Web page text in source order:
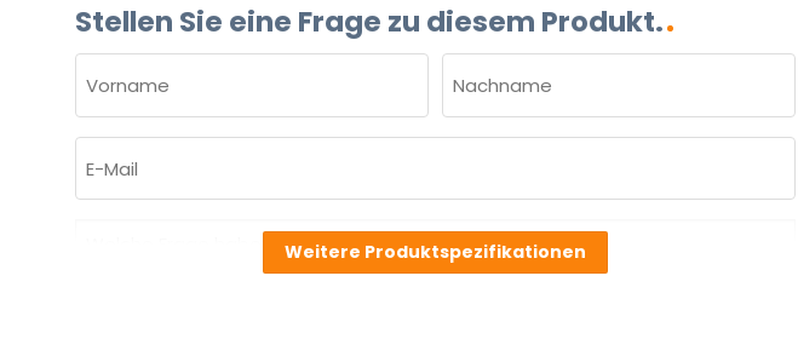
Stellen Sie eine Frage zu diesem Produkt.
(ERFORDERLICH)
Vorname Nachname
Mail
Weitere Produktspezifikationen